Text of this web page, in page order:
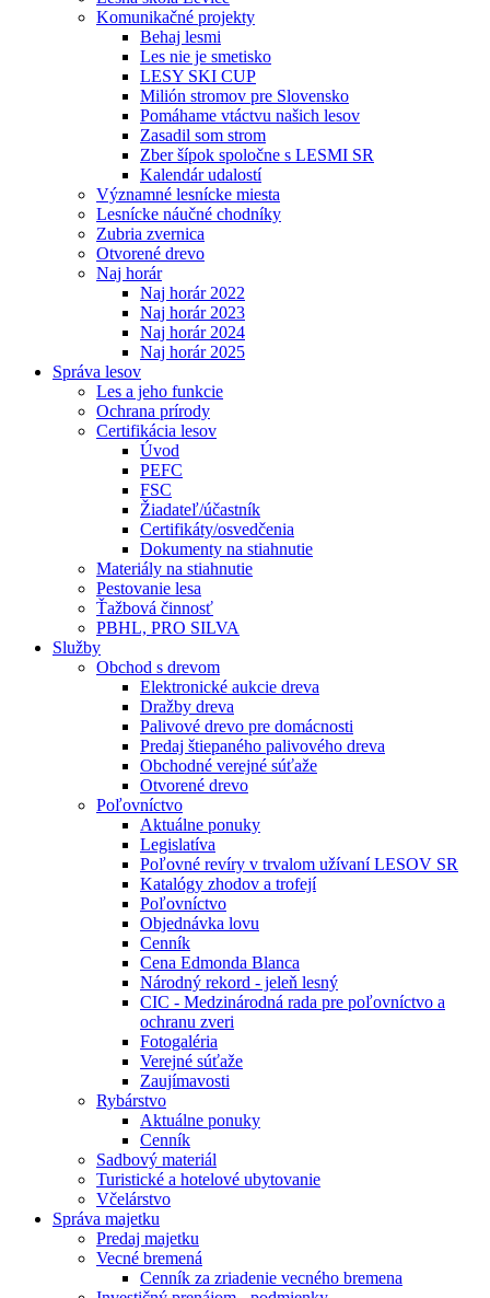
Komunikačné projekty
Behaj lesmi
Les nie je smetisko
LESY SKI CUP
Milión stromov pre Slovensko
Pomáhame vtáctvu našich lesov
Zasadil som strom
Zber šípok spoločne s LESMI SR
Kalendár udalostí
Významné lesnícke miesta
Lesnícke náučné chodníky
Zubria zvernica
Otvorené drevo
Naj horár
Naj horár 2022
Naj horár 2023
Naj horár 2024
Naj horár 2025
Správa lesov
Les a jeho funkcie
Ochrana prírody
Certifikácia lesov
Úvod
PEFC
FSC
Žiadateľ/účastník
Certifikáty/osvedčenia
Dokumenty na stiahnutie
Materiály na stiahnutie
Pestovanie lesa
Ťažbová činnosť
PBHL, PRO SILVA
Služby
Obchod s drevom
Elektronické aukcie dreva
Dražby dreva
Palivové drevo pre domácnosti
Predaj štiepaného palivového dreva
Obchodné verejné súťaže
Otvorené drevo
Poľovníctvo
Aktuálne ponuky
Legislatíva
Poľovné revíry v trvalom užívaní LESOV SR
Katalógy zhodov a trofejí
Poľovníctvo
Objednávka lovu
Cenník
Cena Edmonda Blanca
Národný rekord - jeleň lesný
CIC - Medzinárodná rada pre poľovníctvo a
ochranu zveri
Fotogaléria
Verejné súťaže
Zaujímavosti
Rybárstvo
Aktuálne ponuky
Cenník
Sadbový materiál
Turistické a hotelové ubytovanie
Včelárstvo
Správa majetku
Predaj majetku
Vecné bremená
Cenník za zriadenie vecného bremena